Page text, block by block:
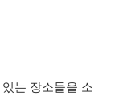
는 장소들을 소